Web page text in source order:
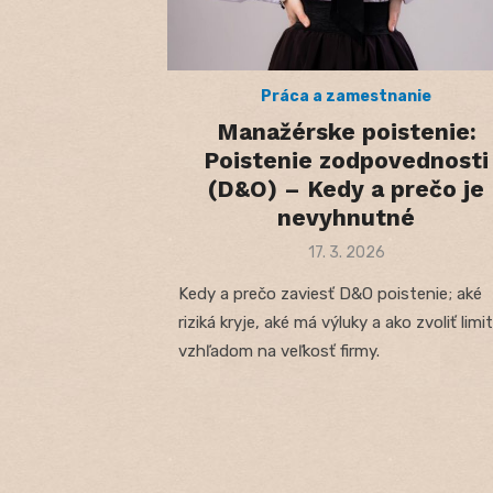
Práca a zamestnanie
Manažérske poistenie:
Poistenie zodpovednosti
(D&O) – Kedy a prečo je
nevyhnutné
Posted
17. 3. 2026
Kedy a prečo zaviesť D&O poistenie; aké
riziká kryje, aké má výluky a ako zvoliť
vzhľadom na veľkosť firmy.